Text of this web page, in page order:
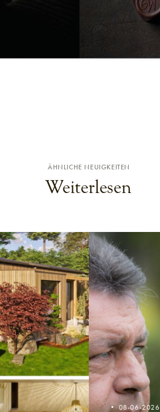
ÄHNLICHE NEUIGKEITEN
Weiterlesen
08-06-2026